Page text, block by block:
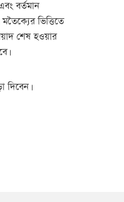
বর্তমান
ভিত্তিতে
শেষ হওয়ার